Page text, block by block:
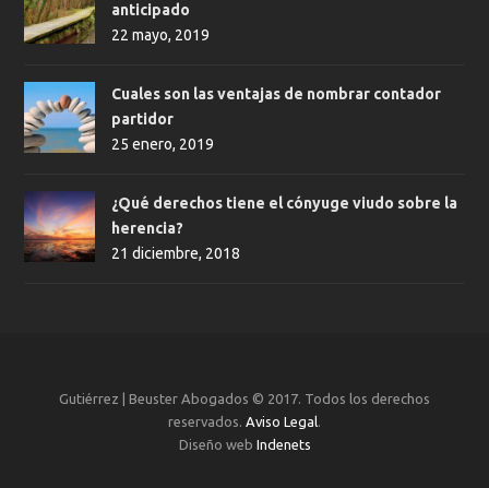
anticipado
22 mayo, 2019
Cuales son las ventajas de nombrar contador
partidor
25 enero, 2019
¿Qué derechos tiene el cónyuge viudo sobre la
herencia?
21 diciembre, 2018
Gutiérrez | Beuster Abogados © 2017. Todos los derechos
reservados. Aviso Legal.
Diseño web Indenets